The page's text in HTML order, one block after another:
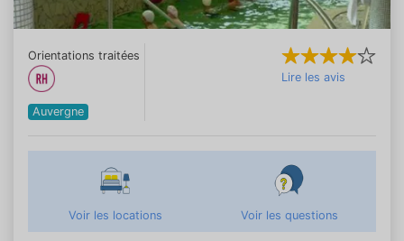
Orientations traitées
Auvergne
Lire les avis
Voir les locations Voir les questions